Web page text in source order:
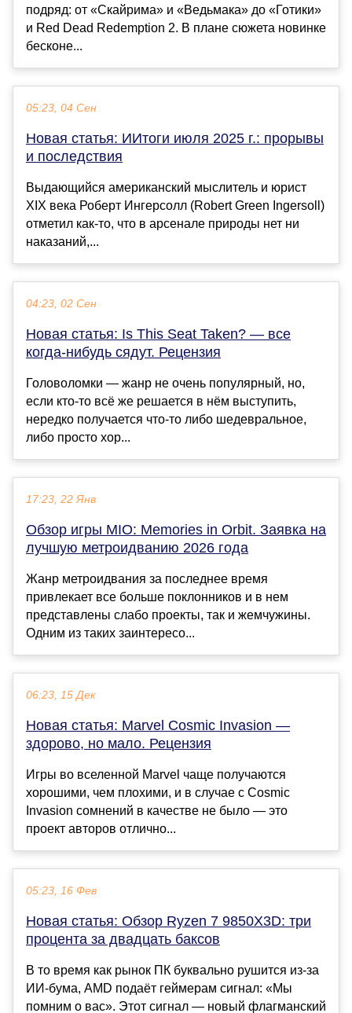
подряд: от «Скайрима» и «Ведьмака» до «Готики»
и Red Dead Redemption 2. В плане сюжета новинке
бесконе...
05:23, 04 Сен
Новая статья: ИИтоги июля 2025 г.: прорывы
и последствия
Выдающийся американский мыслитель и юрист
XIX века Роберт Ингерсолл (Robert Green Ingersoll)
отметил как-то, что в арсенале природы нет ни
наказаний,...
04:23, 02 Сен
Новая статья: Is This Seat Taken? — все
когда-нибудь сядут. Рецензия
Головоломки — жанр не очень популярный, но,
если кто-то всё же решается в нём выступить,
нередко получается что-то либо шедевральное,
либо просто хор...
17:23, 22 Янв
Обзор игры MIO: Memories in Orbit. Заявка на
лучшую метроидванию 2026 года
Жанр метроидвания за последнее время
привлекает все больше поклонников и в нем
представлены слабо проекты, так и жемчужины.
Одним из таких заинтересо...
06:23, 15 Дек
Новая статья: Marvel Cosmic Invasion —
здорово, но мало. Рецензия
Игры во вселенной Marvel чаще получаются
хорошими, чем плохими, и в случае с Cosmic
Invasion сомнений в качестве не было — это
проект авторов отлично...
05:23, 16 Фев
Новая статья: Обзор Ryzen 7 9850X3D: три
процента за двадцать баксов
В то время как рынок ПК буквально рушится из-за
ИИ-бума, AMD подаёт геймерам сигнал: «Мы
помним о вас». Этот сигнал — новый флагманский